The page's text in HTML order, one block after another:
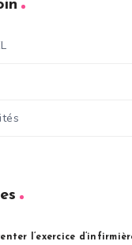
l’exercice